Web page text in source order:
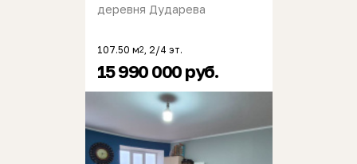
деревня Дударева
107.50 м2 , 2/4 эт.
15 990 000 руб.